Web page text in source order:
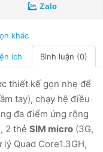
Zalo
khác
ích Bình luận (0)
thiết kế gọn nhẹ để
tay), chạy hệ điều
đa điểm ứng rộng
2 thẻ SIM micro (3G,
Quad Core1.3GH,